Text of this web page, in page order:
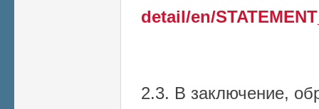
detail/en/
2.3. В заключение,